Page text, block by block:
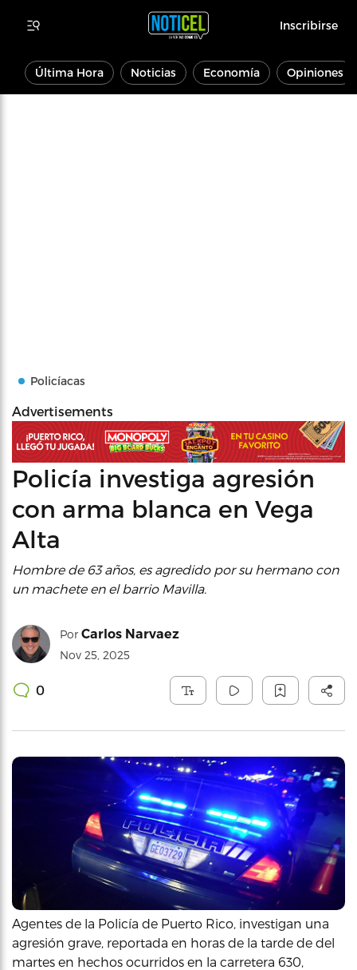
Inscribirse
Última Hora Noticias Economía Opiniones
Policíacas
Advertisements
Policía investiga agresión
con arma blanca en Vega
Alta
Hombre de 63 años, es agredido por su hermano con
un machete en el barrio Mavilla.
Por Carlos Narvaez
Nov 25, 2025
0
Agentes de la Policía de Puerto Rico, investigan una
agresión grave, reportada en horas de la tarde de del
martes en hechos ocurridos en la carretera 630,